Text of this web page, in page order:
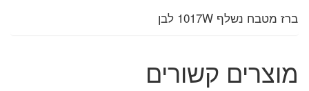
ברז מטבח נשלף 1017W לבן
מוצרים קשורים